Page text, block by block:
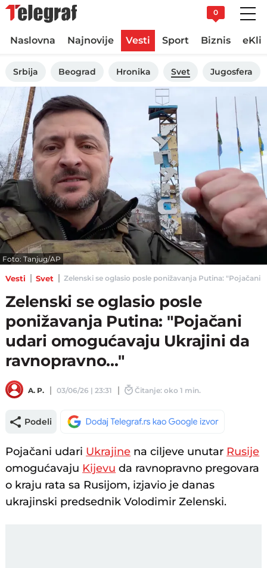
0
Naslovna Najnovije Vesti Sport Biznis
Srbija Beograd Hronika Svet Jugosfera
Foto: Tanjug/AP
Vesti Svet Zelenski se oglasio posle ponižavanja Putina: "Pojačani
Zelenski se oglasio posle
ponižavanja Putina: "Pojačani
udari omogućavaju Ukrajini da
ravnopravno..."
A. P. 03/06/26 | 23:31 Čitanje: oko 1 min.
Podeli
Pojačani udari Ukrajine na ciljeve unutar Rusije
omogućavaju Kijevu da ravnopravno pregovara
o kraju rata sa Rusijom, izjavio je danas
ukrajinski predsednik Volodimir Zelenski.